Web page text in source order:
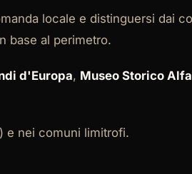
locale e distinguersi dai
base al perimetro.
d'Europa, Museo Storico
e nei comuni limitrofi.